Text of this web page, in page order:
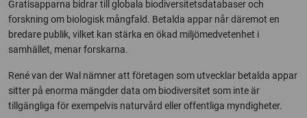
Gratisapparna bidrar till globala biodiversitetsdatabaser och
forskning om biologisk mångfald. Betalda appar når däremot en
bredare publik, vilket kan stärka en ökad miljömedvetenhet i
samhället, menar forskarna.
René van der Wal nämner att företagen som utvecklar betalda appar
sitter på enorma mängder data om biodiversitet som inte är
tillgängliga för exempelvis naturvård eller offentliga myndigheter.